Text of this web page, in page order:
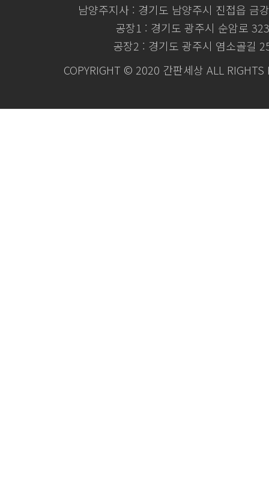
남양주지사 : 경기도 남양주시 진접읍 금
공장1 : 경기도 광주시 순암로 323
공장2 : 경기도 광주시 염소골길
COPYRIGHT © 2020 간판세상 ALL RIGHTS